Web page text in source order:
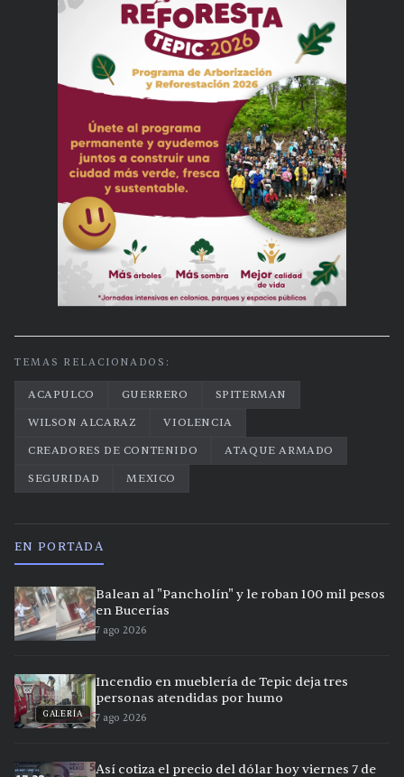
TEMAS RELACIONADOS:
ACAPULCO GUERRERO
SPITERMAN
WILSON ALCARAZ
VIOLENCIA
CREADORES DE CONTENIDO
ATAQUE ARMADO
SEGURIDAD
MEXICO
EN PORTADA
Balean al "Pancholín" y le roban 100 mil pesos
en Bucerías
7 ago 2026
GALERÍA
Incendio en mueblería de Tepic deja tres
personas atendidas por humo
7 ago 2026
Así cotiza el precio del dólar hoy viernes 7 de